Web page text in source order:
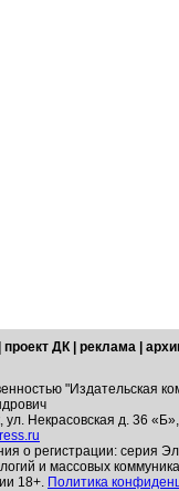
проект ДК реклама
"Издательская
ул. Некрасовская д. 36
о регистрации: серия
и массовых
18+. Политика